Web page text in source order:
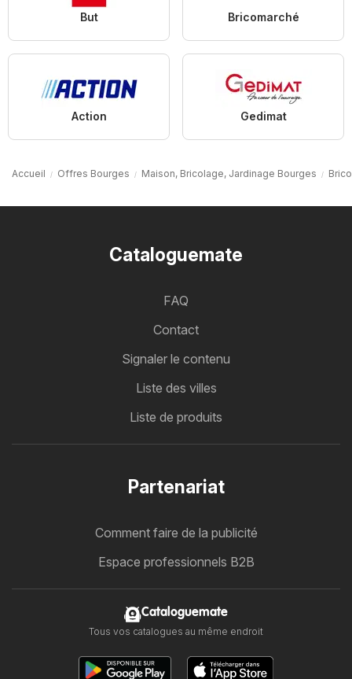
But Bricomarché
Action Gedimat
Accueil Offres Bourges Maison, Bricolage, Jardinage Bourges
Cataloguemate
FAQ
Contact
Signaler le contenu
Liste des villes
Liste de produits
Partenariat
Comment faire de la publicité
Espace professionnels B2B
Cataloguemate
Tous vos catalogues au même endroit